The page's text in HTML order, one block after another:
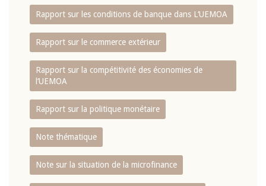
Rapport sur les conditions de banque dans L‘UEMOA
Rapport sur le commerce extérieur
Rapport sur la compétitivité des économies de
l‘UEMOA
Rapport sur la politique monétaire
Note thématique
Note sur la situation de la microfinance